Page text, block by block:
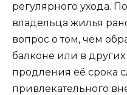
регулярного ухода.
владельца жилья
вопрос о том, чем
балконе или в
продления её срока
привлекательного